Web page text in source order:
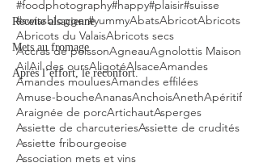
Recette alsacienne
Mets au fromage
Après l’effort, le réconfort.
#foodphotography#happy#plaisir#suisse
#swissblogger#yummyAbatsAbricotAbricots
Abricots du ValaisAbricots secs
Accras de poissonAgneauAgnolottis Maison
AilAil des oursAligotéAlsaceAmandes
Amandes mouluesAmandes effilées
Amuse-boucheAnanasAnchoisAnethApéritif
Araignée de porcArtichautAsperges
Assiette de charcuteriesAssiette de crudités
Assiette fribourgeoise
Association mets et vins